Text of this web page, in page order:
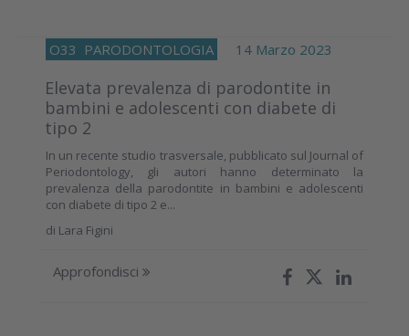
O33 PARODONTOLOGIA 14 Marzo 2023
Elevata prevalenza di parodontite in
bambini e adolescenti con diabete di
tipo 2
In un recente studio trasversale, pubblicato sul Journal of
Periodontology, gli autori hanno determinato la
prevalenza della parodontite in bambini e adolescenti
con diabete di tipo 2 e...
di Lara Figini
Approfondisci